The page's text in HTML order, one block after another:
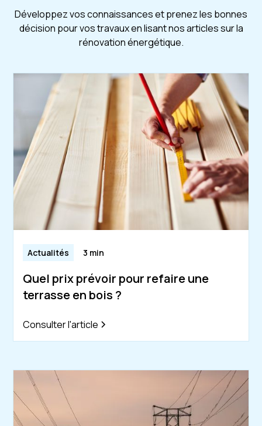
Développez vos connaissances et prenez les bonnes
décision pour vos travaux en lisant nos articles sur la
rénovation énergétique.
Actualités 3 min
Quel prix prévoir pour refaire une
terrasse en bois ?
Consulter l'article